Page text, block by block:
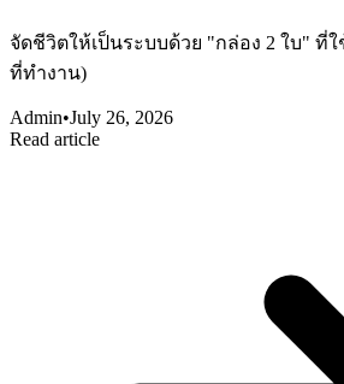
จัดชีวิตให้เป็นระบบด้วย "กล่อง 2 ใบ" ที่
ที่ทำงาน)
Admin•July 26, 2026
Read article